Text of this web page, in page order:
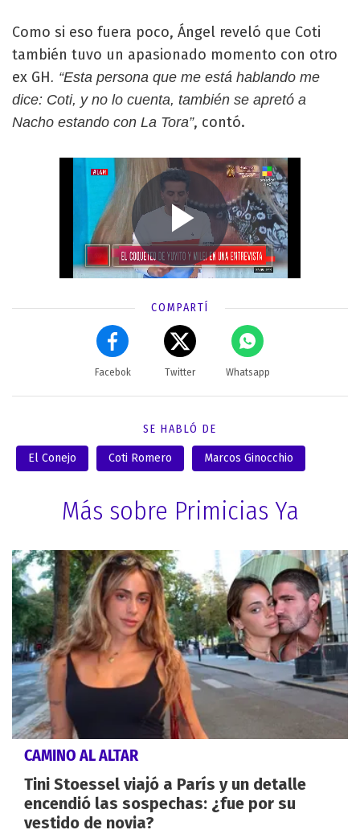
Como si eso fuera poco, Ángel reveló que Coti
también tuvo un apasionado momento con otro
ex GH. “Esta persona que me está hablando me
dice: Coti, y no lo cuenta, también se apretó a
Nacho estando con La Tora”, contó.
COMPARTÍ
Facebok Twitter Whatsapp
SE HABLÓ DE
El Conejo Coti Romero Marcos Ginocchio
Más sobre Primicias Ya
CAMINO AL ALTAR
Tini Stoessel viajó a París y un detalle
encendió las sospechas: ¿fue por su
vestido de novia?